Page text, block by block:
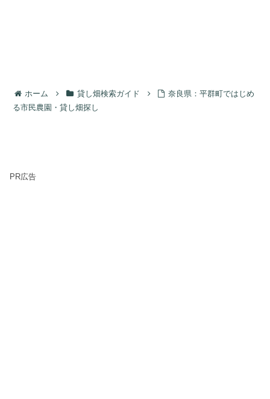
ホーム 貸し畑検索ガイド
奈良県：平群町ではじめ
る市民農園・貸し畑探し
PR広告